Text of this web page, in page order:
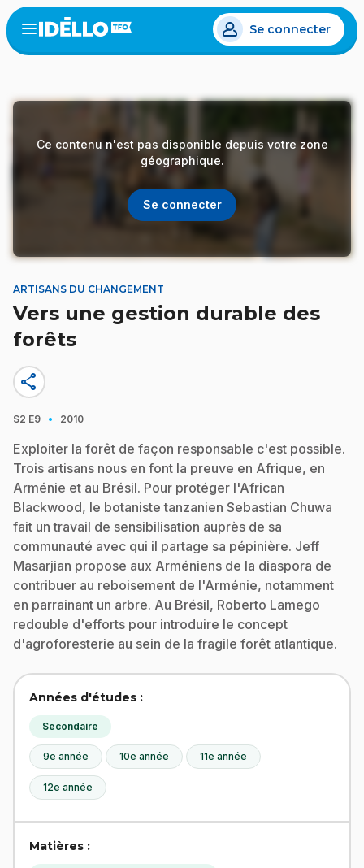
Aller
au
contenu
Open
menu
Se connecter
Ce contenu n'est pas disponible depuis votre zone
géographique.
Se connecter
ARTISANS DU CHANGEMENT
Vers une gestion durable des
forêts
share
S2 E9 · 2010
Exploiter la forêt de façon responsable c'est possible.
Trois artisans nous en font la preuve en Afrique, en
Arménie et au Brésil. Pour protéger l'African
Blackwood, le botaniste tanzanien Sebastian Chuwa
fait un travail de sensibilisation auprès de sa
communauté avec qui il partage sa pépinière. Jeff
Masarjian propose aux Arméniens de la diaspora de
contribuer au reboisement de l'Arménie, notamment
en parrainant un arbre. Au Brésil, Roberto Lamego
redouble d'efforts pour introduire le concept
d'agroforesterie au sein de la fragile forêt atlantique.
Années d'études :
Secondaire
9e année 10e année 11e année
12e année
Matières :